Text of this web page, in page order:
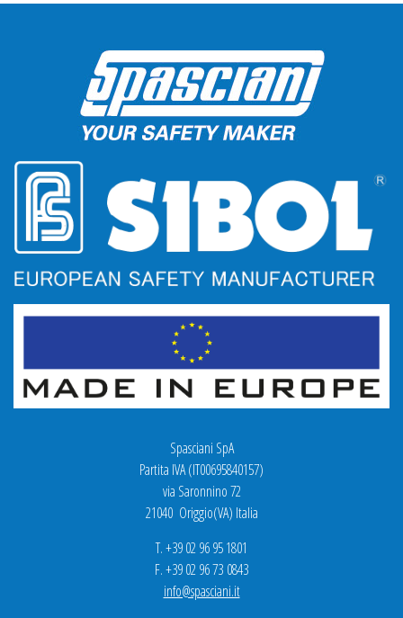
Spasciani SpA
Partita IVA (IT00695840157)
via Saronnino 72
21040 Origgio(VA) Italia
T. +39 02 96 95 1801
F. +39 02 96 73 0843
info@spasciani.it